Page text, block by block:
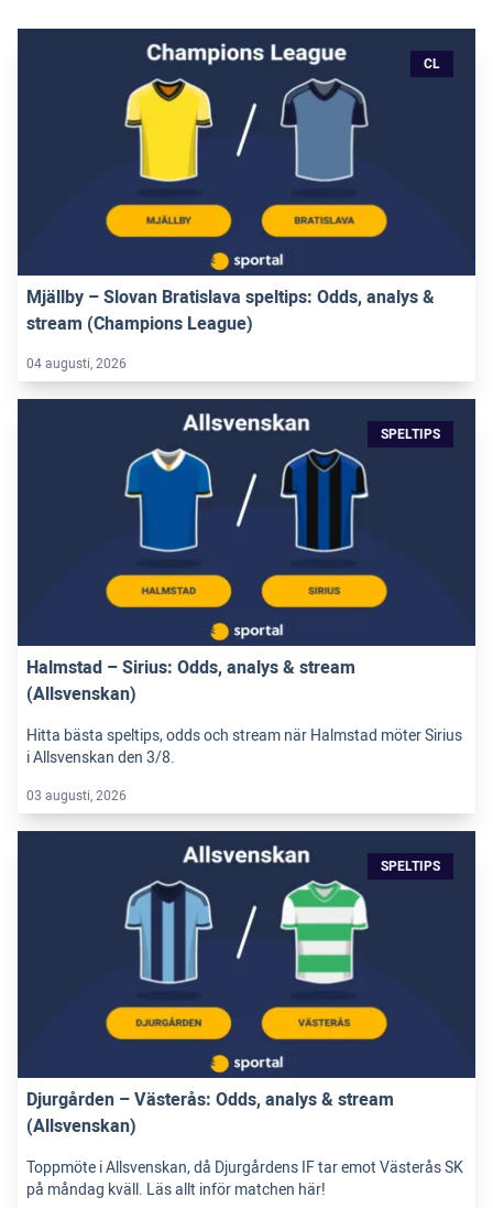
CL
Mjällby – Slovan Bratislava speltips: Odds, analys &
stream (Champions League)
04 augusti, 2026
SPELTIPS
Halmstad – Sirius: Odds, analys & stream
(Allsvenskan)
Hitta bästa speltips, odds och stream när Halmstad möter Sirius
i Allsvenskan den 3/8.
03 augusti, 2026
SPELTIPS
Djurgården – Västerås: Odds, analys & stream
(Allsvenskan)
Toppmöte i Allsvenskan, då Djurgårdens IF tar emot Västerås SK
på måndag kväll. Läs allt inför matchen här!